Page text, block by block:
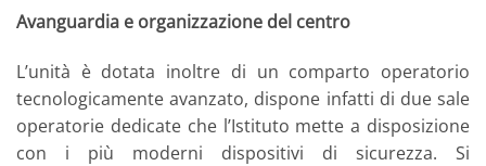
Avanguardia e organizzazione del centro
L’unità è dotata inoltre di un comparto operatorio
tecnologicamente avanzato, dispone infatti di due sale
operatorie dedicate che l’Istituto mette a disposizione
con i più moderni dispositivi di sicurezza. Si